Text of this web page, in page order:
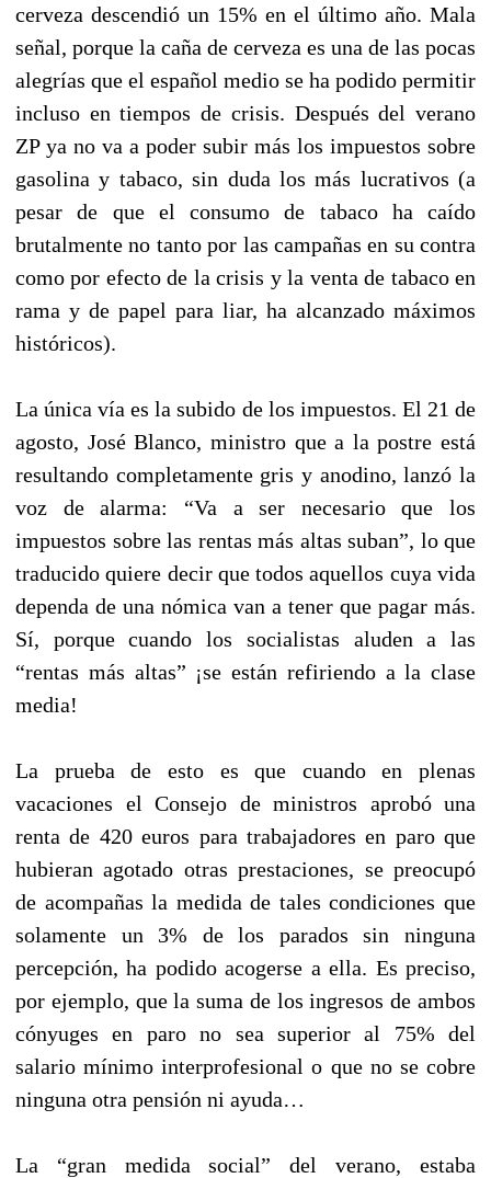
cerveza descendió un 15% en el último año. Mala
señal, porque la caña de cerveza es una de las pocas
alegrías que el español medio se ha podido permitir
incluso en tiempos de crisis. Después del verano
ZP ya no va a poder subir más los impuestos sobre
gasolina y tabaco, sin duda los más lucrativos (a
pesar de que el consumo de tabaco ha caído
brutalmente no tanto por las campañas en su contra
como por efecto de la crisis y la venta de tabaco en
rama y de papel para liar, ha alcanzado máximos
históricos).
La única vía es la subido de los impuestos. El 21 de
agosto, José Blanco, ministro que a la postre está
resultando completamente gris y anodino, lanzó la
voz de alarma: “Va a ser necesario que los
impuestos sobre las rentas más altas suban”, lo que
traducido quiere decir que todos aquellos cuya vida
dependa de una nómica van a tener que pagar más.
Sí, porque cuando los socialistas aluden a las
“rentas más altas” ¡se están refiriendo a la clase
media!
La prueba de esto es que cuando en plenas
vacaciones el Consejo de ministros aprobó una
renta de 420 euros para trabajadores en paro que
hubieran agotado otras prestaciones, se preocupó
de acompañas la medida de tales condiciones que
solamente un 3% de los parados sin ninguna
percepción, ha podido acogerse a ella. Es preciso,
por ejemplo, que la suma de los ingresos de ambos
cónyuges en paro no sea superior al 75% del
salario mínimo interprofesional o que no se cobre
ninguna otra pensión ni ayuda…
La “gran medida social” del verano, estaba